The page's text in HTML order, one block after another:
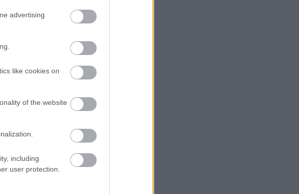
advertising
like cookies on
of the website
including
user protection.
célba.
az az
– írta